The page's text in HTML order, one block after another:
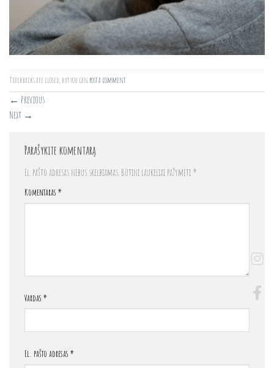
Trackbacks are closed, but you can post a comment
← Previous
Next →
Parašykite komentarą
El. pašto adresas nebus skelbiamas. Būtini laukeliai pažymėti *
Komentaras *
Vardas *
El. pašto adresas *